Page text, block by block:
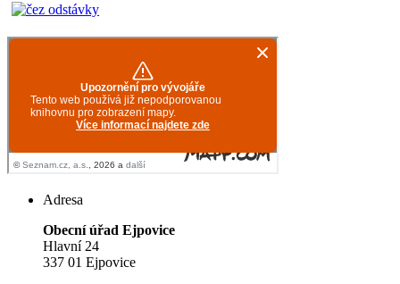
Adresa
Obecní úřad Ejpovice
Hlavní 24
337 01 Ejpovice